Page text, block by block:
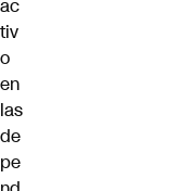
ac
tiv
o
en
las
de
pe